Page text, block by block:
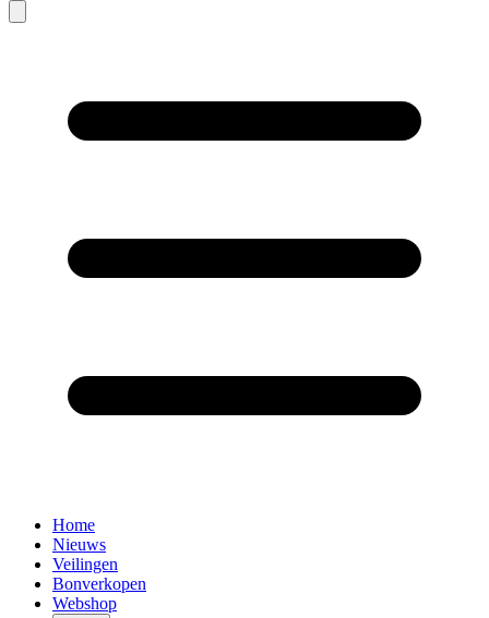
Home
Nieuws
Veilingen
Bonverkopen
Webshop